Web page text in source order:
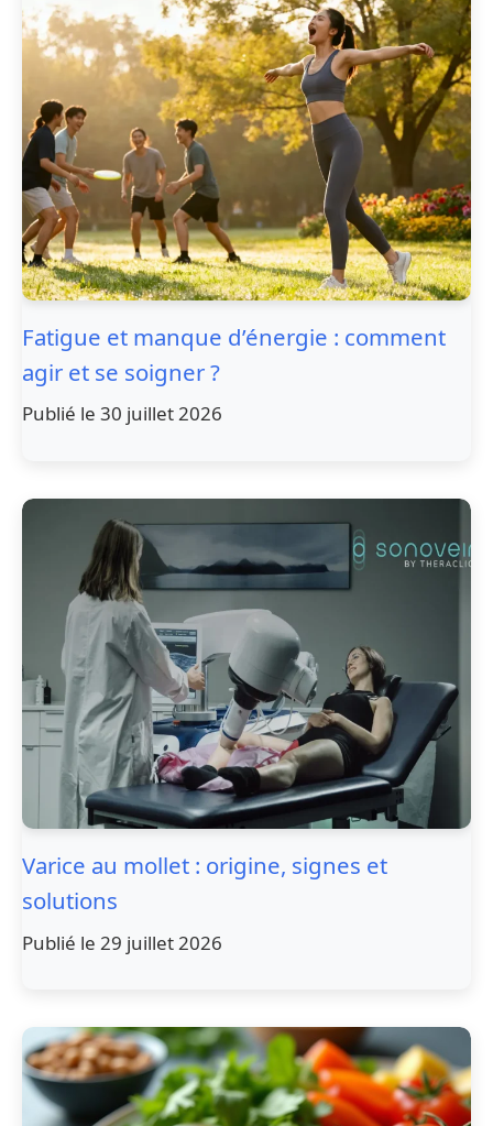
Fatigue et manque d’énergie : comment
agir et se soigner ?
Publié le 30 juillet 2026
Varice au mollet : origine, signes et
solutions
Publié le 29 juillet 2026